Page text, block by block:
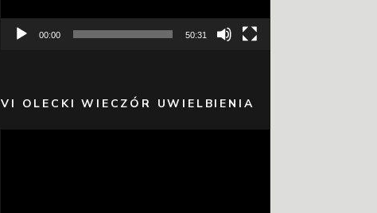
00:00 50:31
VI OLECKI WIECZÓR UWIELBIENIA